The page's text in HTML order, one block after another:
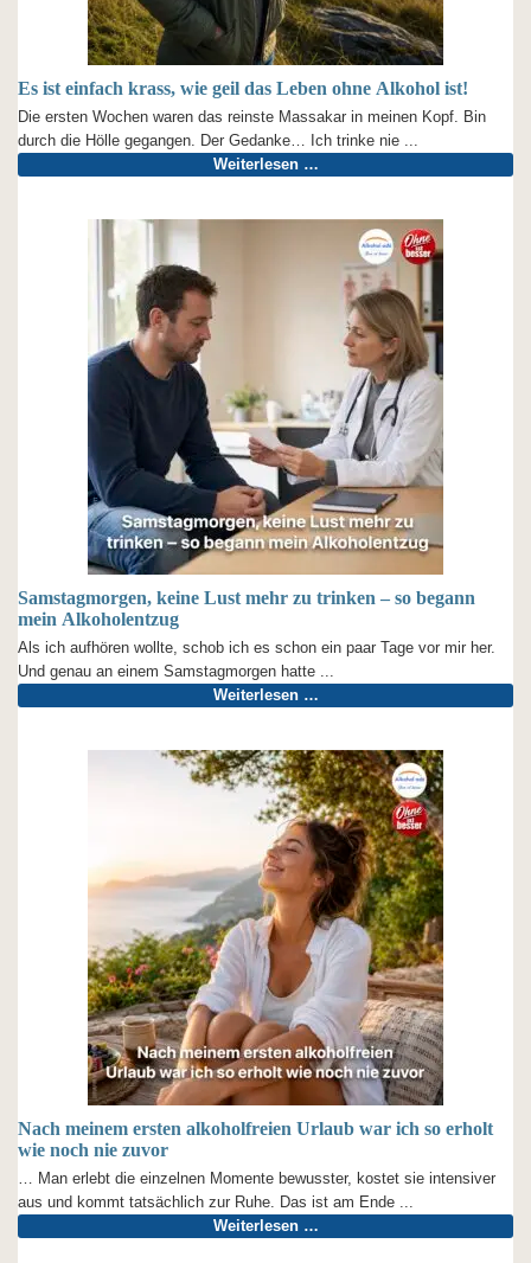
Es ist einfach krass, wie geil das Leben ohne Alkohol ist!
Die ersten Wochen waren das reinste Massakar in meinen Kopf. Bin
durch die Hölle gegangen. Der Gedanke… Ich trinke nie ...
Weiterlesen …
Samstagmorgen, keine Lust mehr zu trinken – so begann
mein Alkoholentzug
Als ich aufhören wollte, schob ich es schon ein paar Tage vor mir her.
Und genau an einem Samstagmorgen hatte ...
Weiterlesen …
Nach meinem ersten alkoholfreien Urlaub war ich so erholt
wie noch nie zuvor
… Man erlebt die einzelnen Momente bewusster, kostet sie intensiver
aus und kommt tatsächlich zur Ruhe. Das ist am Ende ...
Weiterlesen …